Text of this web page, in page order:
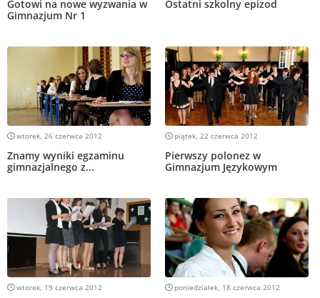
Gotowi na nowe wyzwania w
Gimnazjum Nr 1
Ostatni szkolny epizod
wtorek, 26 czerwca 2012
Znamy wyniki egzaminu
gimnazjalnego z...
piątek, 22 czerwca 2012
Pierwszy polonez w
Gimnazjum Językowym
wtorek, 19 czerwca 2012 poniedziałek, 18 czerwca 2012